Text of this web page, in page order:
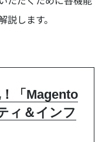
します。
「Magento
ィ＆インフ